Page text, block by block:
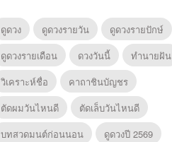
ดูดวง ดูดวงรายวัน
ดูดวงรายปักษ์
ดูดวงรายเดือน
ดวงวันนี้
ทํานายฝัน
วิเคราะห์ชื่อ
คาถาชินบัญชร
ตัดผมวันไหนดี
ตัดเล็บวันไหนดี
บทสวดมนต์ก่อนนอน
ดูดวงปี 2569